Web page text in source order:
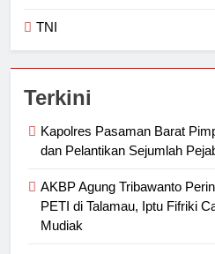
TNI
Terkini
Kapolres Pasaman Barat
dan Pelantikan Sejumlah
AKBP Agung Tribawanto
PETI di Talamau, Iptu Fifriki
Mudiak